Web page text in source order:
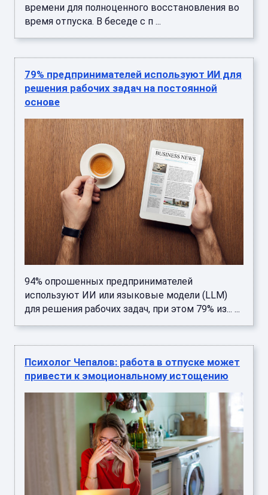
времени для полноценного восстановления во
время отпуска. В беседе с п ...
79% предпринимателей используют ИИ для
решения рабочих задач на постоянной
основе
94% опрошенных предпринимателей
используют ИИ или языковые модели (LLM)
для решения рабочих задач, при этом 79% из... ...
Психолог Чепалов: работа в отпуске может
привести к эмоциональному истощению